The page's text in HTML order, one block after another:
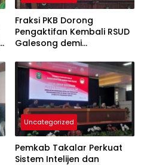
Fraksi PKB Dorong
Pengaktifan Kembali RSUD
Galesong demi
Kesehatan Masyarakat
Uncategorized
Pemkab Takalar Perkuat
Sistem Intelijen dan